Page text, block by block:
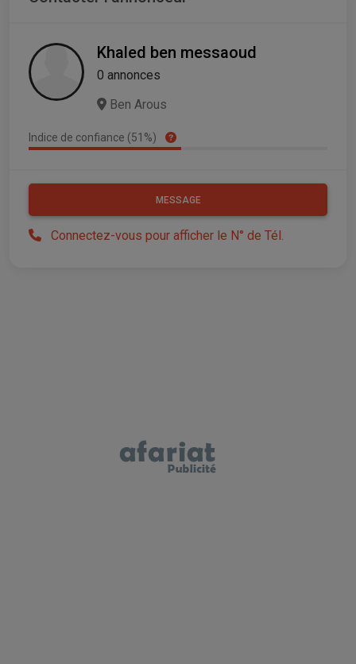
Khaled ben messaoud
0 annonces
Ben Arous
Indice de confiance (51%)
MESSAGE
Connectez-vous pour afficher le N° de Tél.